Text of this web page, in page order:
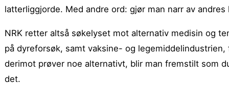
latterliggjorde. Med andre ord: gjør man narr av
NRK retter altså søkelyset mot alternativ medisin og
på dyreforsøk, samt vaksine- og
derimot prøver noe alternativt, blir man fremstilt som
det.